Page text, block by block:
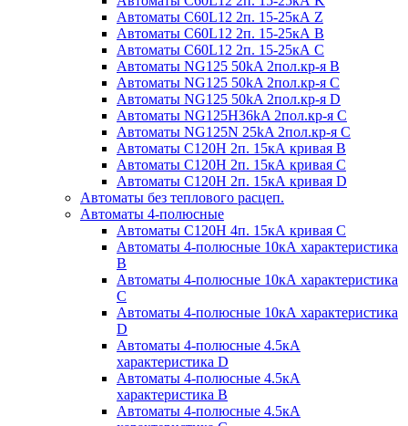
Автоматы C60L12 2п. 15-25кА Z
Автоматы C60L12 2п. 15-25кА B
Автоматы C60L12 2п. 15-25кА C
Автоматы NG125 50kA 2пол.кр-я B
Автоматы NG125 50kA 2пол.кр-я C
Автоматы NG125 50kA 2пол.кр-я D
Автоматы NG125H36kA 2пол.кр-я C
Автоматы NG125N 25kA 2пол.кр-я C
Автоматы С120H 2п. 15кА кривая B
Автоматы С120H 2п. 15кА кривая C
Автоматы С120H 2п. 15кА кривая D
Автоматы без теплового расцеп.
Автоматы 4-полюсные
Автоматы С120H 4п. 15кА кривая C
Автоматы 4-полюсные 10кА характеристика
B
Автоматы 4-полюсные 10кА характеристика
C
Автоматы 4-полюсные 10кА характеристика
D
Автоматы 4-полюсные 4.5кА
характеристика D
Автоматы 4-полюсные 4.5кА
характеристика В
Автоматы 4-полюсные 4.5кА